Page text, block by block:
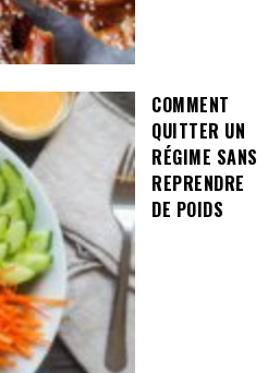
COMMENT
QUITTER UN
RÉGIME SANS
REPRENDRE
DE POIDS